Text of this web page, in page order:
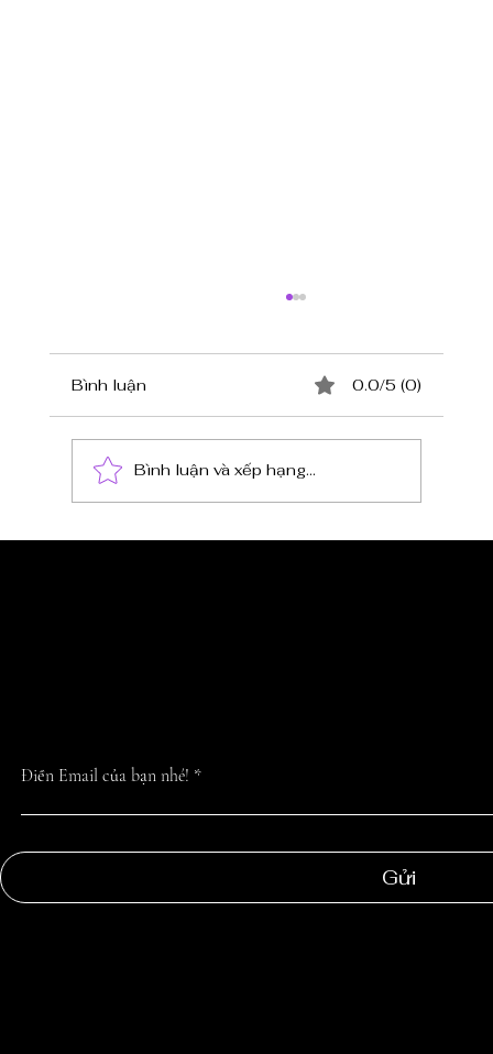
Hàu Đút Lò Phô Mai
Bình luận 0.0/5 (0)
Bình luận và xếp hạng...
Điền Email của bạn nhé!
Gửi